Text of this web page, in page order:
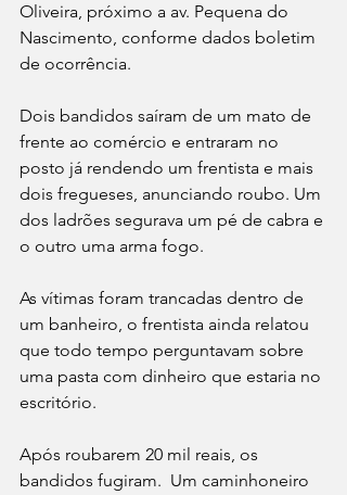
Oliveira, próximo a av. Pequena do
Nascimento, conforme dados boletim
de ocorrência.
Dois bandidos saíram de um mato de
frente ao comércio e entraram no
posto já rendendo um frentista e mais
dois fregueses, anunciando roubo. Um
dos ladrões segurava um pé de cabra e
o outro uma arma fogo.
As vítimas foram trancadas dentro de
um banheiro, o frentista ainda relatou
que todo tempo perguntavam sobre
uma pasta com dinheiro que estaria no
escritório.
Após roubarem 20 mil reais, os
bandidos fugiram.  Um caminhoneiro